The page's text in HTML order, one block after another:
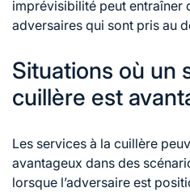
imprévisibilité peut entraîner
adversaires qui sont pris au
Situations où un
cuillère est
Les services à la cuillère
avantageux dans des
lorsque l’adversaire est